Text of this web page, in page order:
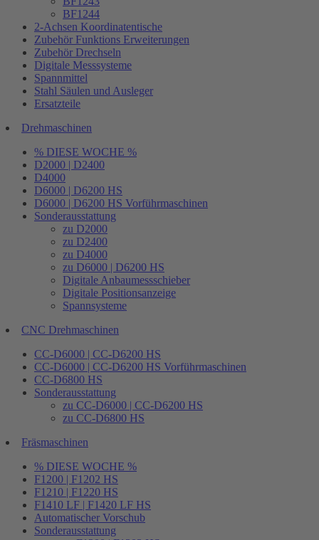
BF1244
2-Achsen Koordinatentische
Zubehör Funktions Erweiterungen
Zubehör Drechseln
Digitale Messsysteme
Spannmittel
Stahl Säulen und Ausleger
Ersatzteile
Drehmaschinen
% DIESE WOCHE %
D2000 | D2400
D4000
D6000 | D6200 HS
D6000 | D6200 HS Vorführmaschinen
Sonderausstattung
zu D2000
zu D2400
zu D4000
zu D6000 | D6200 HS
Digitale Anbaumessschieber
Digitale Positionsanzeige
Spannsysteme
CNC Drehmaschinen
CC-D6000 | CC-D6200 HS
CC-D6000 | CC-D6200 HS Vorführmaschinen
CC-D6800 HS
Sonderausstattung
zu CC-D6000 | CC-D6200 HS
zu CC-D6800 HS
Fräsmaschinen
% DIESE WOCHE %
F1200 | F1202 HS
F1210 | F1220 HS
F1410 LF | F1420 LF HS
Automatischer Vorschub
Sonderausstattung